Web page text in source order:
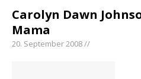
Carolyn Dawn
Mama
20. September 2008 //